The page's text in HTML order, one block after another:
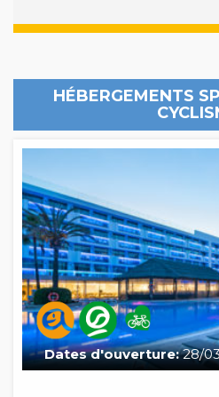
HÉBERGEMENTS
Dates d'ouverture:28/